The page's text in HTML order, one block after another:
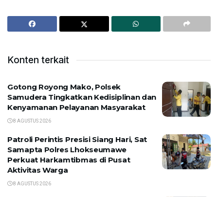
Konten terkait
Gotong Royong Mako, Polsek
Samudera Tingkatkan Kedisiplinan dan
Kenyamanan Pelayanan Masyarakat
8 AGUSTUS 2026
Patroli Perintis Presisi Siang Hari, Sat
Samapta Polres Lhokseumawe
Perkuat Harkamtibmas di Pusat
Aktivitas Warga
8 AGUSTUS 2026